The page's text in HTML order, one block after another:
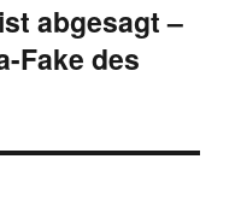
abgesagt –
Fake des